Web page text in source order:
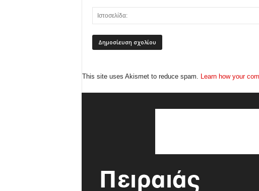
This site uses Akismet to reduce spam. Learn how your